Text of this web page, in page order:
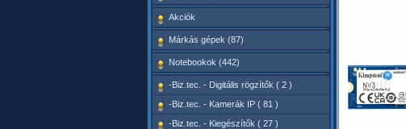
Akciók
Márkás gépek (87)
Notebookok (442)
-Biz.tec. - Digitális rögzítők ( 2 )
-Biz.tec. - Kamerák IP ( 81 )
-Biz.tec. - Kiegészítők ( 27 )